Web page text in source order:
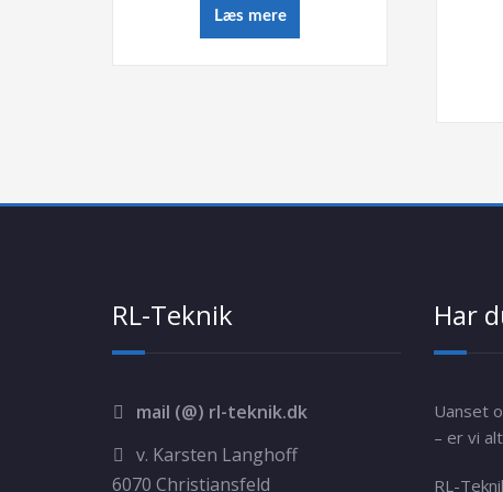
Læs mere
RL-Teknik
mail (@) rl-teknik.dk
v. Karsten Langhoff
6070 Christiansfeld
Har
Uanset
– er vi
RL-